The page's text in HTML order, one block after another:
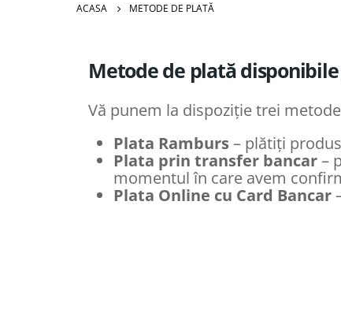
ACASA METODE DE PLATĂ
Metode de plată
Vă punem la dispoziție trei
Plata Ramburs– plătiți
Plata prin transfer bancar–
momentul în care avem
Plata Online cu Card Bancar